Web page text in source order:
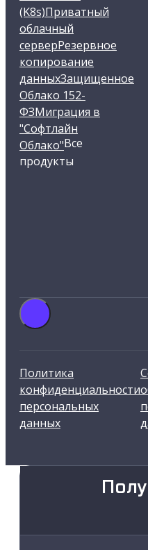
(K8s)Приватный
облачный
серверРезервное
копирование
данныхЗащищенное
Облако 152-
ФЗМиграция в
"Софтлайн
Облако"Все
продукты
Политика
конфиденциальности
персональных
данных